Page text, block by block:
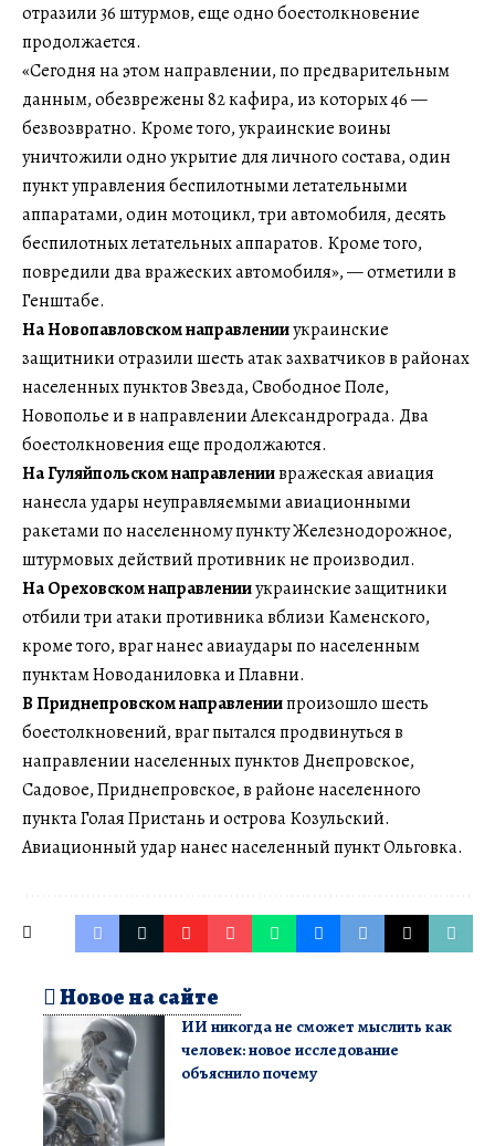
отразили 36 штурмов, еще одно боестолкновение
продолжается.
«Сегодня на этом направлении, по предварительным
данным, обезврежены 82 кафира, из которых 46 —
безвозвратно. Кроме того, украинские воины
уничтожили одно укрытие для личного состава, один
пункт управления беспилотными летательными
аппаратами, один мотоцикл, три автомобиля, десять
беспилотных летательных аппаратов. Кроме того,
повредили два вражеских автомобиля», — отметили в
Генштабе.
На Новопавловском направленииукраинские
защитники отразили шесть атак захватчиков в районах
населенных пунктов Звезда, Свободное Поле,
Новополье и в направлении Александрограда. Два
боестолкновения еще продолжаются.
На Гуляйпольском направлениивражеская авиация
нанесла удары неуправляемыми авиационными
ракетами по населенному пункту Железнодорожное,
штурмовых действий противник не производил.
На Ореховском направленииукраинские защитники
отбили три атаки противника вблизи Каменского,
кроме того, враг нанес авиаудары по населенным
пунктам Новоданиловка и Плавни.
В Приднепровском направлениипроизошло шесть
боестолкновений, враг пытался продвинуться в
направлении населенных пунктов Днепровское,
Садовое, Приднепровское, в районе населенного
пункта Голая Пристань и острова Козульский.
Авиационный удар нанес населенный пункт Ольговка.
Новое на сайте
ИИ никогда не сможет мыслить как
человек: новое исследование
объяснило почему